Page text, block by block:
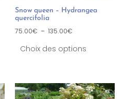
Snow queen – Hydrangea
quercifolia
75.00€ – 135.00€
Choix des options